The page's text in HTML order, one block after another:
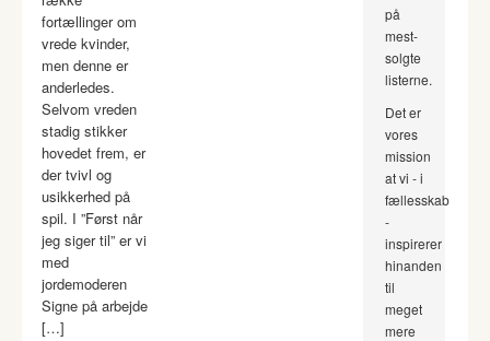
fortællinger om
vrede kvinder,
men denne er
anderledes.
Selvom vreden
stadig stikker
hovedet frem, er
der tvivl og
usikkerhed på
spil. I ”Først når
jeg siger til” er vi
med
jordemoderen
Signe på arbejde
[…]
på
mest-
solgte
listerne.
Det er
vores
mission
at vi - i
fællesskab
-
inspirerer
hinanden
til
meget
mere